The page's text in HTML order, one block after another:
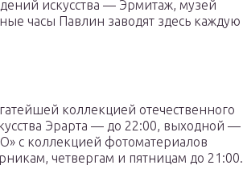
искусства — Эрмитаж, музей
часы Павлин заводят здесь каждую
коллекцией отечественного
Эрарта — до 22:00, выходной —
с коллекцией фотоматериалов
четвергам и пятницам до 21:00.